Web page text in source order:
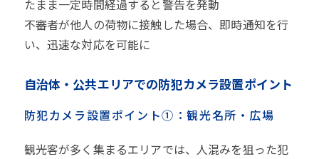
たまま一定時間経過すると警告を発動
不審者が他人の荷物に接触した場合、即時通知を行
い、迅速な対応を可能に
自治体・公共エリアでの防犯カメラ設置ポイント
防犯カメラ設置ポイント①：観光名所・広場
観光客が多く集まるエリアでは、人混みを狙った犯